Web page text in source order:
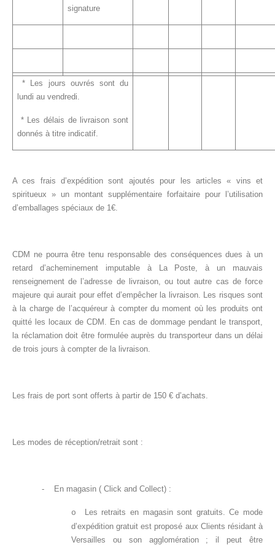
signature
* Les jours ouvrés sont du
lundi au vendredi.
* Les délais de livraison sont
donnés à titre indicatif.
A ces frais d’expédition sont ajoutés pour les articles « vins et
spiritueux » un montant supplémentaire forfaitaire pour l’utilisation
d’emballages spéciaux de 1€.
CDM ne pourra être tenu responsable des conséquences dues à un
retard d’acheminement imputable à La Poste, à un mauvais
renseignement de l’adresse de livraison, ou tout autre cas de force
majeure qui aurait pour effet d’empêcher la livraison. Les risques sont
à la charge de l’acquéreur à compter du moment où les produits ont
quitté les locaux de CDM. En cas de dommage pendant le transport,
la réclamation doit être formulée auprès du transporteur dans un délai
de trois jours à compter de la livraison.
Les frais de port sont offerts à partir de 150 € d’achats.
Les modes de réception/retrait sont :
- En magasin ( Click and Collect) :
o Les retraits en magasin sont gratuits. Ce mode
d’expédition gratuit est proposé aux Clients résidant à
Versailles ou son agglomération ; il peut être